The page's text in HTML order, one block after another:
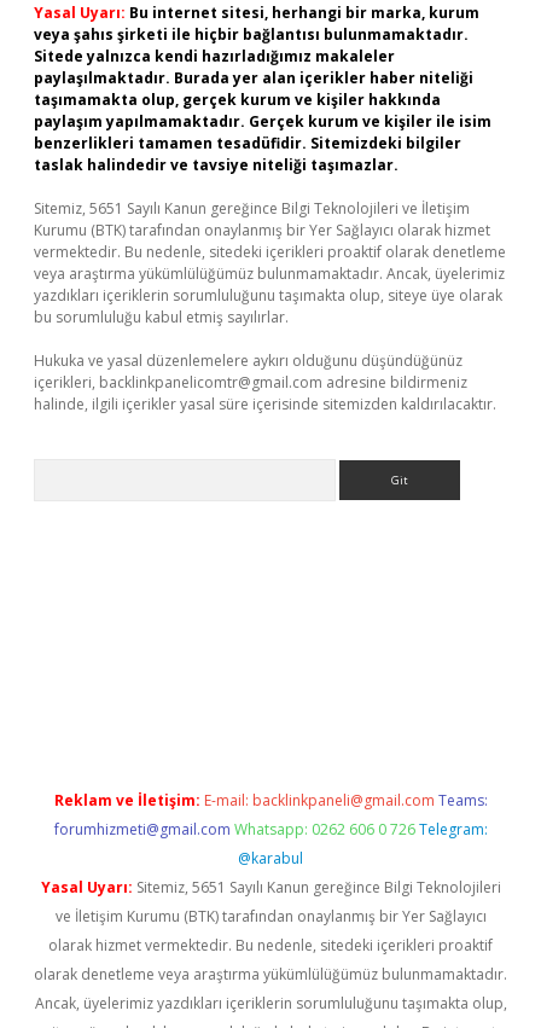
Yasal Uyarı: Bu internet sitesi, herhangi bir marka, kurum
veya şahıs şirketi ile hiçbir bağlantısı bulunmamaktadır.
Sitede yalnızca kendi hazırladığımız makaleler
paylaşılmaktadır. Burada yer alan içerikler haber niteliği
taşımamakta olup, gerçek kurum ve kişiler hakkında
paylaşım yapılmamaktadır. Gerçek kurum ve kişiler ile isim
benzerlikleri tamamen tesadüfidir. Sitemizdeki bilgiler
taslak halindedir ve tavsiye niteliği taşımazlar.
Sitemiz, 5651 Sayılı Kanun gereğince Bilgi Teknolojileri ve İletişim
Kurumu (BTK) tarafından onaylanmış bir Yer Sağlayıcı olarak hizmet
vermektedir. Bu nedenle, sitedeki içerikleri proaktif olarak denetleme
veya araştırma yükümlülüğümüz bulunmamaktadır. Ancak, üyelerimiz
yazdıkları içeriklerin sorumluluğunu taşımakta olup, siteye üye olarak
bu sorumluluğu kabul etmiş sayılırlar.
Hukuka ve yasal düzenlemelere aykırı olduğunu düşündüğünüz
içerikleri, backlinkpanelicomtr@gmail.com adresine bildirmeniz
halinde, ilgili içerikler yasal süre içerisinde sitemizden kaldırılacaktır.
Reklam ve İletişim: E-mail: backlinkpaneli@gmail.com Teams:
forumhizmeti@gmail.com Whatsapp: 0262 606 0 726 Telegram:
@karabul
Yasal Uyarı: Sitemiz, 5651 Sayılı Kanun gereğince Bilgi Teknolojileri
ve İletişim Kurumu (BTK) tarafından onaylanmış bir Yer Sağlayıcı
olarak hizmet vermektedir. Bu nedenle, sitedeki içerikleri proaktif
olarak denetleme veya araştırma yükümlülüğümüz bulunmamaktadır.
Ancak, üyelerimiz yazdıkları içeriklerin sorumluluğunu taşımakta olup,